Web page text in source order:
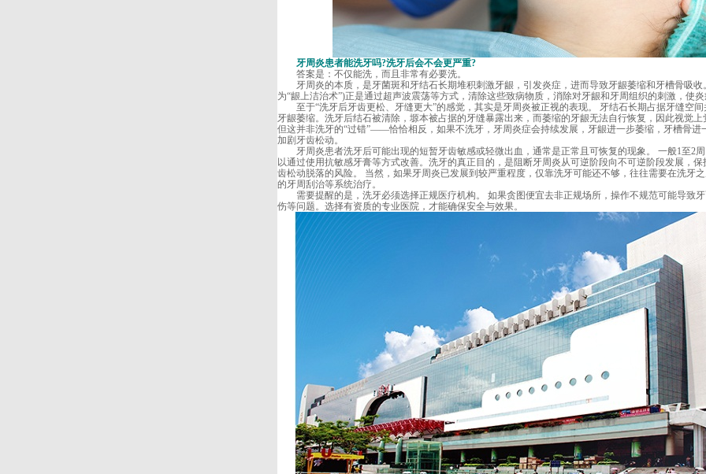
牙周炎患者能洗牙吗?洗牙后会不会更严重?
答案是：不仅能洗，而且非常有必要洗。
牙周炎的本质，是牙菌斑和牙结石长期堆积刺激牙龈，引发炎症，进而导致牙龈萎缩和牙槽骨吸收
为“龈上洁治术”)正是通过超声波震荡等方式，清除这些致病物质，消除对牙龈和牙周组织的刺激，使
至于“洗牙后牙齿更松、牙缝更大”的感觉，其实是牙周炎被正视的表现。 牙结石长期占据牙缝空间
牙龈萎缩。洗牙后结石被清除，塬本被占据的牙缝暴露出来，而萎缩的牙龈无法自行恢复，因此视觉
但这并非洗牙的“过错”——恰恰相反，如果不洗牙，牙周炎症会持续发展，牙龈进一步萎缩，牙槽骨进
加剧牙齿松动。
牙周炎患者洗牙后可能出现的短暂牙齿敏感或轻微出血，通常是正常且可恢复的现象。 一般1至2
以通过使用抗敏感牙膏等方式改善。洗牙的真正目的，是阻断牙周炎从可逆阶段向不可逆阶段发展，
齿松动脱落的风险。 当然，如果牙周炎已发展到较严重程度，仅靠洗牙可能还不够，往往需要在洗牙
的牙周刮治等系统治疗。
需要提醒的是，洗牙必须选择正规医疗机构。 如果贪图便宜去非正规场所，操作不规范可能导致
伤等问题。选择有资质的专业医院，才能确保安全与效果。